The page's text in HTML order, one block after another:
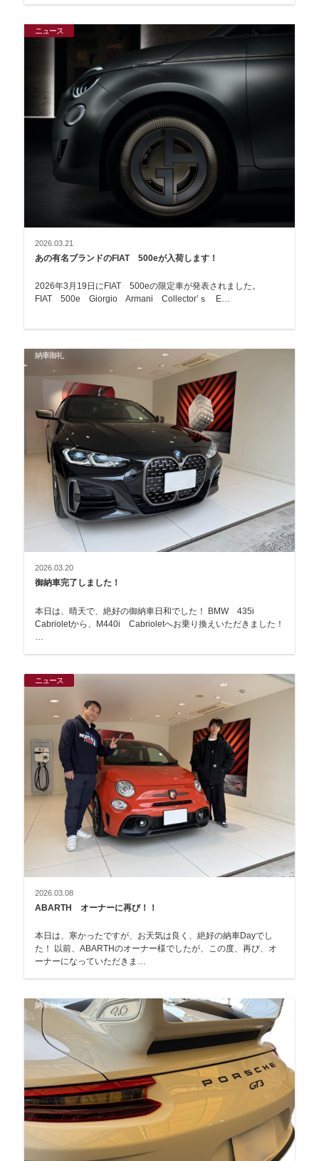
ニュース
2026.03.21
あの有名ブランドのFIAT 500eが入荷します！
2026年3月19日にFIAT 500eの限定車が発表されました。
FIAT 500e Giorgio Armani Collector’ｓ E…
納車御礼
2026.03.20
御納車完了しました！
本日は、晴天で、絶好の御納車日和でした！ BMW 435i
Cabrioletから、M440i Cabrioletへお乗り換えいただきました！
…
ニュース
2026.03.08
ABARTH オーナーに再び！！
本日は、寒かったですが、お天気は良く、絶好の納車Dayでし
た！ 以前、ABARTHのオーナー様でしたが、この度、再び、オ
ーナーになっていただきま…
納車御礼